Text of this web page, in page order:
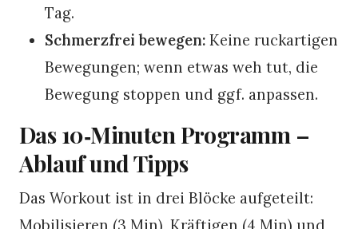
Tag.
Schmerzfrei bewegen: Keine ruckartigen
Bewegungen; wenn etwas weh tut, die
Bewegung stoppen und ggf. anpassen.
Das 10‑Minuten Programm –
Ablauf und Tipps
Das Workout ist in drei Blöcke aufgeteilt:
Mobilisieren (3 Min), Kräftigen (4 Min) und